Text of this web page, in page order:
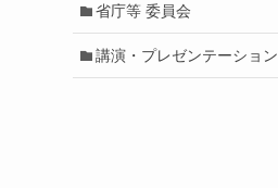
省庁等 委員会
講演・プレゼンテーション